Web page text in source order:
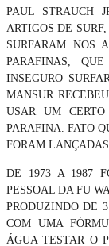
PAUL STRAUCH
ARTIGOS DE
SURFARAM NOS
PARAFINAS,
INSEGURO
MANSUR
USAR UM
PARAFINA. FATO
FORAM
DE 1973 A 1987
PESSOAL DA FU
PRODUZINDO DE
COM UMA
ÁGUA TESTAR O